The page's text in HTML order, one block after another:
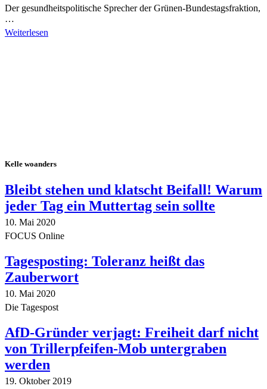
Der gesundheitspolitische Sprecher der Grünen-Bundestagsfraktion,
…
Weiterlesen
Kelle woanders
Bleibt stehen und klatscht Beifall! Warum
jeder Tag ein Muttertag sein sollte
10. Mai 2020
FOCUS Online
Tagesposting: Toleranz heißt das
Zauberwort
10. Mai 2020
Die Tagespost
AfD-Gründer verjagt: Freiheit darf nicht
von Trillerpfeifen-Mob untergraben
werden
19. Oktober 2019